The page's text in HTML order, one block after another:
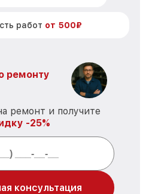
работ от 500₽
ремонту
ремонт и получите
-25%
консультация